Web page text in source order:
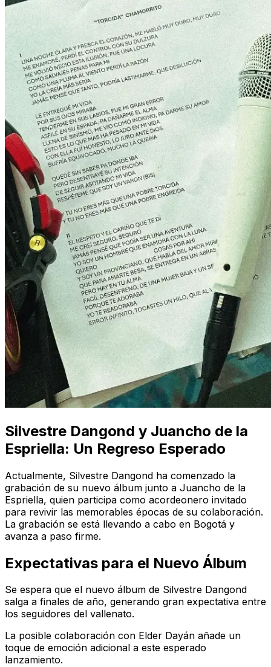
Silvestre Dangond y Juancho de la
Espriella: Un Regreso Esperado
Actualmente, Silvestre Dangond ha comenzado la
grabación de su nuevo álbum junto a Juancho de la
Espriella, quien participa como acordeonero invitado
para revivir las memorables épocas de su colaboración.
La grabación se está llevando a cabo en Bogotá y
avanza a paso firme.
Expectativas para el Nuevo Álbum
Se espera que el nuevo álbum de Silvestre Dangond
salga a finales de año, generando gran expectativa entre
los seguidores del vallenato.
La posible colaboración con Elder Dayán añade un
toque de emoción adicional a este esperado
lanzamiento.